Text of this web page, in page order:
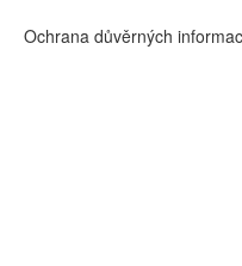
Ochrana důvěrných